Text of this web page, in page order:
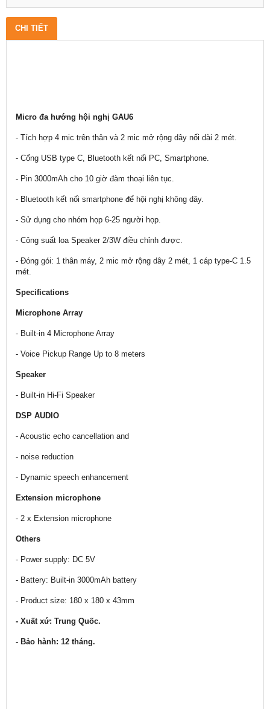
CHI TIẾT
Micro đa hướng hội nghị GAU6
- Tích hợp 4 mic trên thân và 2 mic mở rộng dây nối dài 2 mét.
- Cổng USB type C, Bluetooth kết nối PC, Smartphone.
- Pin 3000mAh cho 10 giờ đàm thoại liên tục.
- Bluetooth kết nối smartphone để hội nghị không dây.
- Sử dụng cho nhóm họp 6-25 người họp.
- Công suất loa Speaker 2/3W điều chỉnh được.
- Đóng gói: 1 thân máy, 2 mic mở rộng dây 2 mét, 1 cáp type-C 1.5
mét.
Specifications
Microphone Array
- Built-in 4 Microphone Array
- Voice Pickup Range Up to 8 meters
Speaker
- Built-in Hi-Fi Speaker
DSP AUDIO
- Acoustic echo cancellation and
- noise reduction
- Dynamic speech enhancement
Extension microphone
- 2 x Extension microphone
Others
- Power supply: DC 5V
- Battery: Built-in 3000mAh battery
- Product size: 180 x 180 x 43mm
- Xuất xứ: Trung Quốc.
- Bảo hành: 12 tháng.